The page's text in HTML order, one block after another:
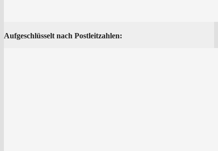
Auf­ge­schlüs­selt nach Postleitzahlen: